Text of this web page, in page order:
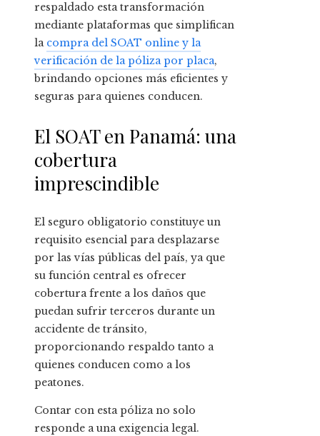
respaldado esta transformación
mediante plataformas que simplifican
la compra del SOAT online y la
verificación de la póliza por placa,
brindando opciones más eficientes y
seguras para quienes conducen.
El SOAT en Panamá: una
cobertura
imprescindible
El seguro obligatorio constituye un
requisito esencial para desplazarse
por las vías públicas del país, ya que
su función central es ofrecer
cobertura frente a los daños que
puedan sufrir terceros durante un
accidente de tránsito,
proporcionando respaldo tanto a
quienes conducen como a los
peatones.
Contar con esta póliza no solo
responde a una exigencia legal.